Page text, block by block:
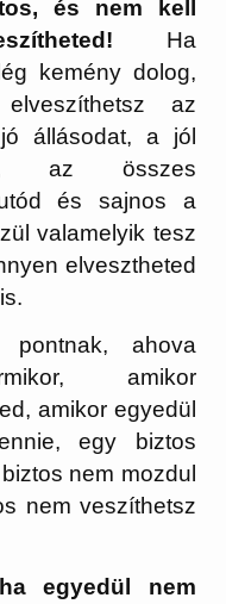
és nem kell
Ha
kemény dolog,
az
állásodat, a jól
az összes
és sajnos a
valamelyik tesz
elvesztheted
ahova
amikor
amikor egyedül
egy biztos
nem mozdul
nem veszíthetsz
egyedül nem